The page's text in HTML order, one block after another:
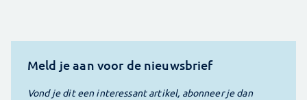
Meld je aan voor de nieuwsbrief
Vond je dit een interessant artikel, abonneer je dan